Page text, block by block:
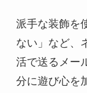
派手な装飾を
ない」など、
活で送るメー
分に遊び心を